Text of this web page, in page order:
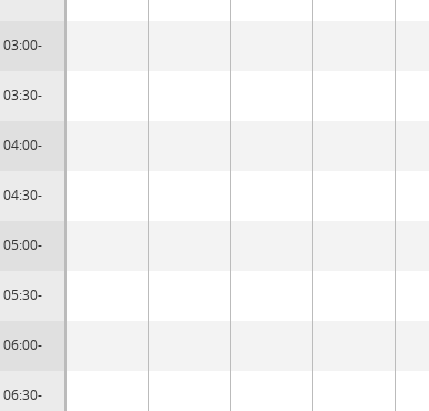
03:00-
03:30-
04:00-
04:30-
05:00-
05:30-
06:00-
06:30-